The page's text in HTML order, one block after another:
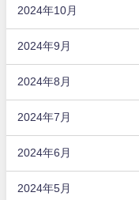
2024年10月
2024年9月
2024年8月
2024年7月
2024年6月
2024年5月